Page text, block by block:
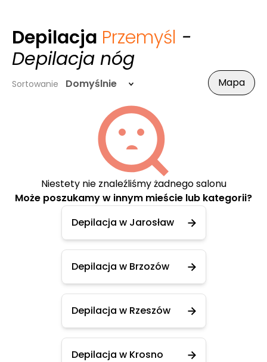
Depilacja Przemyśl -
Depilacja nóg
Sortowanie Domyślnie Mapa
Niestety nie znaleźliśmy żadnego salonu
Może poszukamy w innym mieście lub kategorii?
Depilacja w Jarosław
Depilacja w Brzozów
Depilacja w Rzeszów
Depilacja w Krosno